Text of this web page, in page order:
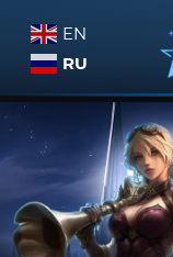
EN
RU